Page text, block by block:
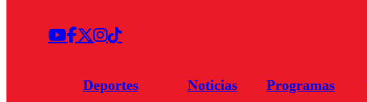
Deportes Noticias Programas